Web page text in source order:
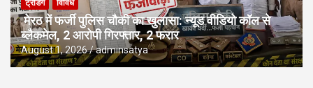
ट्रेंडिंग विविध
मेरठ में फर्जी पुलिस चौकी का खुलासा: न्यूड वीडियो कॉल से
ब्लैकमेल, 2 आरोपी गिरफ्तार, 2 फरार
August 1, 2026 adminsatya